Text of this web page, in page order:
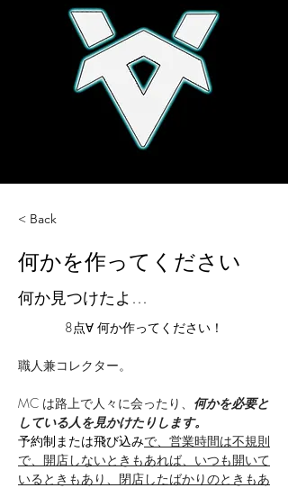
< Back
何かを作ってください
何か見つけたよ…
8点∀ 何か作ってください！
職人兼コレクター。
MC は路上で人々に会ったり、 何かを必要と
している人を見かけたりします。
予約制または飛び込みで、営業時間は不規則
で、開店しないときもあれば、いつも開いて
いるときもあり、閉店したばかりのときもあ